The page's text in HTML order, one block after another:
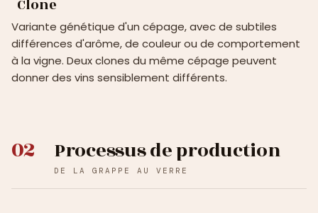
Clone
Variante génétique d'un cépage, avec de subtiles
différences d'arôme, de couleur ou de comportement
à la vigne. Deux clones du même cépage peuvent
donner des vins sensiblement différents.
02 Processus de production
DE LA GRAPPE AU VERRE